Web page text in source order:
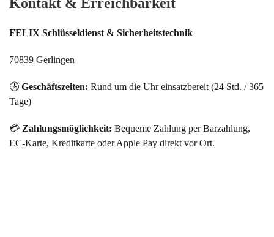
FELIX Schlüsseldienst & Sicherheitstechnik
70839 Gerlingen
🕒 Geschäftszeiten: Rund um die Uhr einsatzbereit (24 Std. / 365
Tage)
💳 Zahlungsmöglichkeit: Bequeme Zahlung per Barzahlung,
EC-Karte, Kreditkarte oder Apple Pay direkt vor Ort.